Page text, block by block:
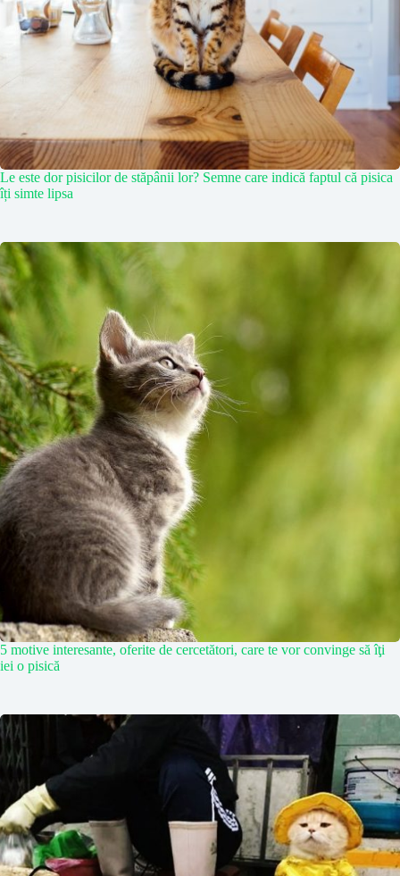
Le este dor pisicilor de stăpânii lor? Semne care indică faptul că pisica
îți simte lipsa
5 motive interesante, oferite de cercetători, care te vor convinge să îţi
iei o pisică